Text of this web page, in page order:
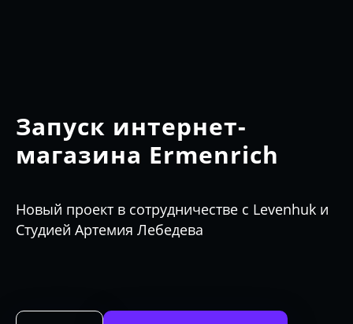
Запуск интернет-
магазина Ermenrich
Новый проект в сотрудничестве с Levenhuk и
Студией Артемия Лебедева